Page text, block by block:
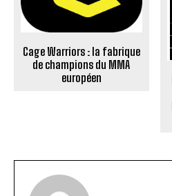
Cage Warriors : la fabrique
de champions du MMA
européen